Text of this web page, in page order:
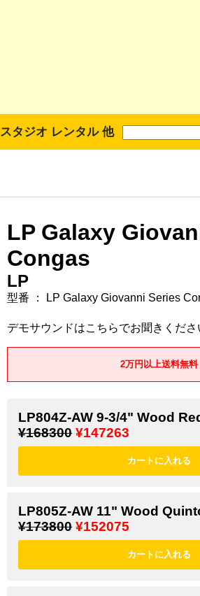
スタジオ レンタル 他
LP Galaxy
Congas
LP
型番 ： LP Galaxy Giovanni Series
デモサウンドはこちらでお聞きくださ
2万円以上送料無料
LP804Z-AW 9-3/4" Wood
¥168300 ¥147263
LP805Z-AW 11" Wood
¥173800 ¥152075